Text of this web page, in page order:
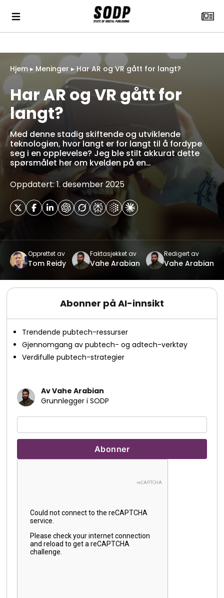
Hjem ▸ Meninger ▸ Har AR og VR gått for langt?
Har AR og VR gått for
langt?
Med denne stadig skiftende og utviklende
teknologien, hvor langt er for langt til å fordype
seg i en opplevelse? Jeg ble stilt akkurat dette
spørsmålet her om kvelden på en…
Oppdatert: 1. desember 2025
Opprettet av
Tom Reidy
Faktasjekket av
Vahe Arabian
Redigert av
Vahe Arabian
Abonner på AI-innsikt
Trendende pubtech-ressurser
Gjennomgang av pubtech- og adtech-verktøy
Verdifulle pubtech-strategier
Av Vahe Arabian
Grunnlegger i SODP